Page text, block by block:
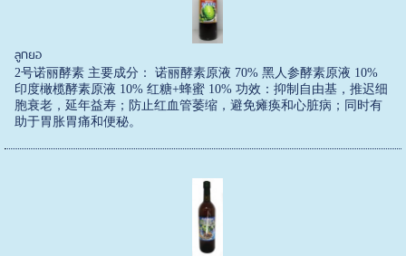
ลูกยอ
2号诺丽酵素 主要成分： 诺丽酵素原液 70% 黑人参酵素原液 10%
印度橄榄酵素原液 10% 红糖+蜂蜜 10% 功效：抑制自由基，推迟细
胞衰老，延年益寿；防止红血管萎缩，避免瘫痪和心脏病；同时有
助于胃胀胃痛和便秘。